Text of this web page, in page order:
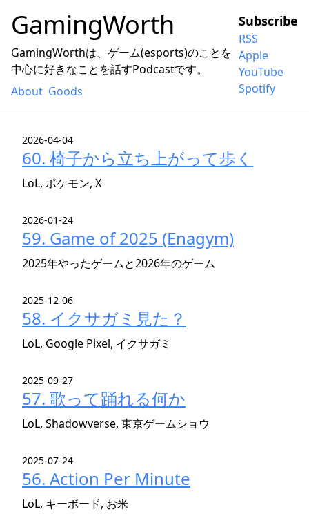
GamingWorth
GamingWorthは、ゲーム(esports)のことを
中心に好きなことを話すPodcastです。
About Goods
Subscribe
RSS
Apple
YouTube
Spotify
2026-04-04
60. 椅子から立ち上がって歩く
LoL, ポケモン, X
2026-01-24
59. Game of 2025 (Enagym)
2025年やったゲームと2026年のゲーム
2025-12-06
58. イクサガミ見た？
LoL, Google Pixel, イクサガミ
2025-09-27
57. 歌って踊れる何か
LoL, Shadowverse, 東京ゲームショウ
2025-07-24
56. Action Per Minute
LoL, キーボード, お米